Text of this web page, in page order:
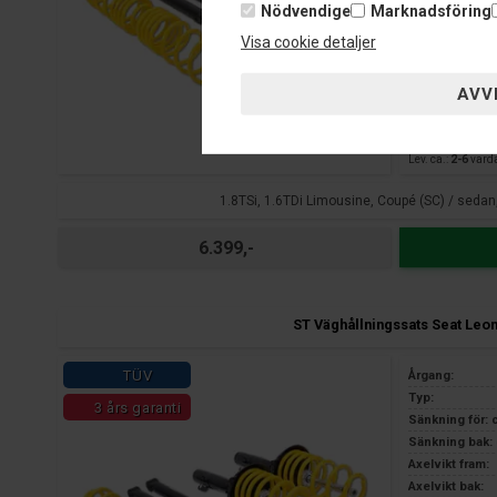
Nödvendige Marknadsföring
Visa cookie detaljer
3 års garanti
Lev. ca.: 2-6
1.8TSi, 1.6TDi Limousine, Coupé (SC) /
6.399,-
ST Väghållningssats Seat Leon
TÜV
3 års garanti
Årgang:
Typ:
Sänkning för:
Sänkning bak:
Axelvikt fram:
Axelvikt bak: